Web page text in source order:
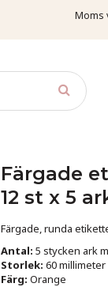
Moms
Färgade
12 st x 5
Färgade, runda
Antal: 5 stycken ark
Storlek: 60
Färg: Orange